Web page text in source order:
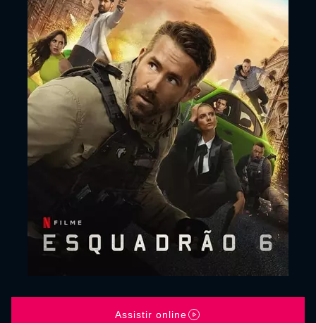
Assistir online